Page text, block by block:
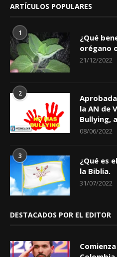
ARTÍCULOS POPULARES
1
¿Qué
orégano
21/12/2022
2
la AN de
Bullying,
08/06/2022
3
¿Qué es
la Biblia.
31/07/2022
DESTACADOS POR EL EDITOR